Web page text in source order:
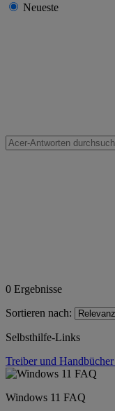
Neueste
0 Ergebnisse
Sortieren nach:
Selbsthilfe-Links
Treiber und Handbücher
Windows 11 FAQ